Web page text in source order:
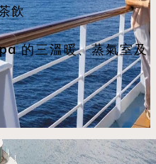
飲
的三溫暖、蒸氣室及